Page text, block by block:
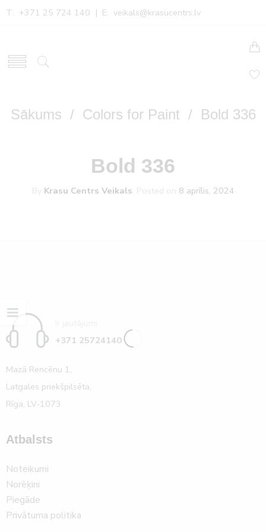
T: +371 25 724 140 | E: veikals@krasucentrs.lv
Sākums / Colors for Paint / Bold 336
Bold 336
By Krasu Centrs Veikals Posted on 8 aprīlis, 2024
+371 25724140
Mazā Rencēnu 1,
Latgales priekšpilsēta,
Rīga, LV-1073
Atbalsts
Noteikumi
Norēķini
Piegāde
Privātuma politika